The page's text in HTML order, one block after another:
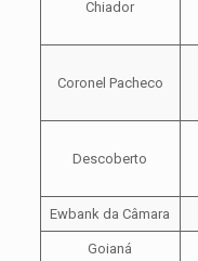
Chiador
Coronel Pacheco
Descoberto
Ewbank da Câmara
Goianá